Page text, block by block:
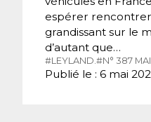
espérer
grandissant sur le
d’autant que…
#LEYLAND. #N° 387
Publié le : 6 mai